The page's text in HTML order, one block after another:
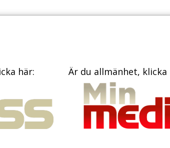
KONTAKT
här: Är du allmänhet, klicka